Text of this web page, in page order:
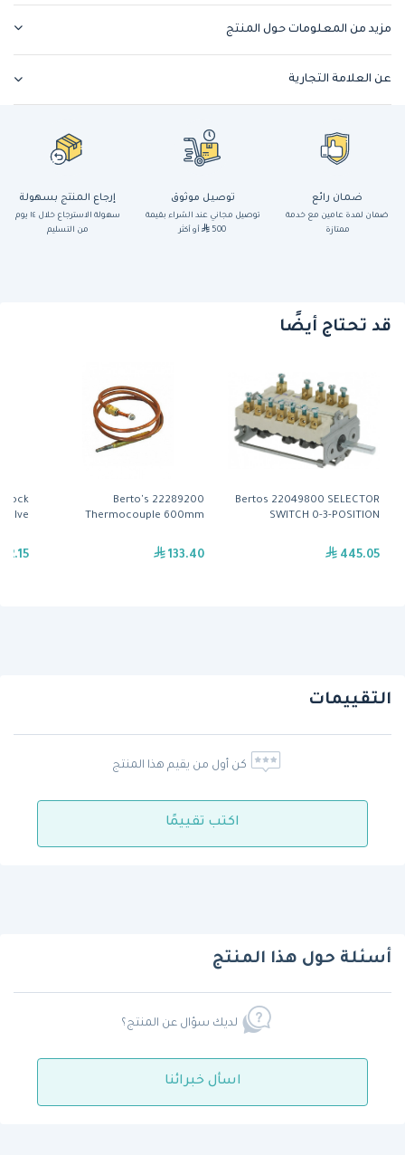
مزيد من المعلومات حول المنتج
عن العلامة التجارية
ضمان رائع
ضمان لمدة عامين مع خدمة
ممتازة
توصيل موثوق
توصيل مجاني عند الشراء بقيمة
500
أو أكثر
إرجاع المنتج بسهولة
سهولة الاسترجاع خلال ١٤ يوم
من التسليم
قد تحتاج أيضًا
Bertos 22049800 SELECTOR
SWITCH 0-3-POSITION
445.05
Berto's 22289200
Thermocouple 600mm
133.40
Cock
Valve
التقييمات
كن أول من يقيم هذا المنتج
اكتب تقييمًا
أسئلة حول هذا المنتج
لديك سؤال عن المنتج؟
اسأل خبرائنا